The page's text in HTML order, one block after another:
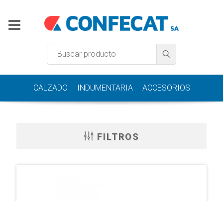
CALZADO INDUMENTARIA ACCESORIOS
FILTROS